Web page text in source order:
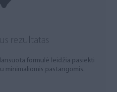
rezultatas
formulė leidžia pasiekti
minimaliomis pastangomis.